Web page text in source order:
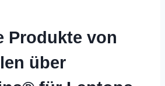
Produkte von
über